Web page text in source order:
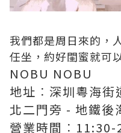
我們都是周日來的，
任坐，約好閨蜜就可
NOBU NOBU
地址︰深圳粵海街
北二門旁 - 地鐵後
營業時間︰11:30-